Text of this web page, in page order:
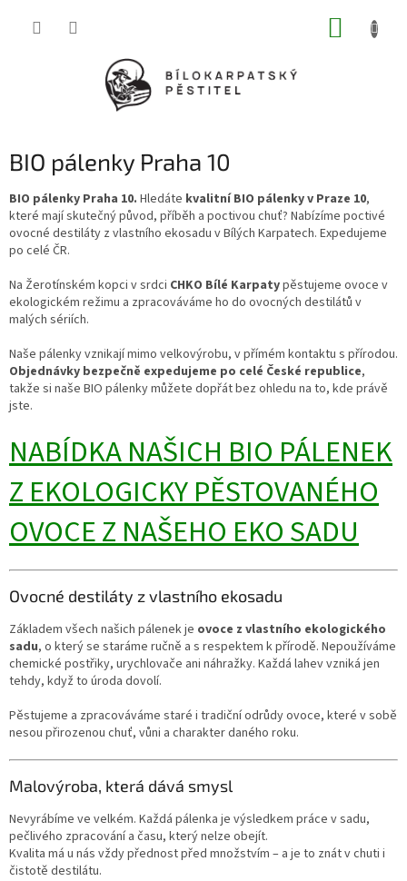
BIO pálenky Praha 10
BIO pálenky Praha 10. Hledáte kvalitní BIO pálenky v Praze 10,
které mají skutečný původ, příběh a poctivou chuť? Nabízíme poctivé
ovocné destiláty z vlastního ekosadu v Bílých Karpatech. Expedujeme
po celé ČR.
Na Žerotínském kopci v srdci CHKO Bílé Karpatypěstujeme ovoce v
ekologickém režimu a zpracováváme ho do ovocných destilátů v
malých sériích.
Naše pálenky vznikají mimo velkovýrobu, v přímém kontaktu s přírodou.
Objednávky bezpečně expedujeme po celé České republice,
takže si naše BIO pálenky můžete dopřát bez ohledu na to, kde právě
jste.
NABÍDKA NAŠICH BIO PÁLENEK
Z EKOLOGICKY PĚSTOVANÉHO
OVOCE Z NAŠEHO EKO SADU
Ovocné destiláty z vlastního ekosadu
Základem všech našich pálenek je ovoce z vlastního ekologického
sadu, o který se staráme ručně a s respektem k přírodě. Nepoužíváme
chemické postřiky, urychlovače ani náhražky. Každá lahev vzniká jen
tehdy, když to úroda dovolí.
Pěstujeme a zpracováváme staré i tradiční odrůdy ovoce, které v sobě
nesou přirozenou chuť, vůni a charakter daného roku.
Malovýroba, která dává smysl
Nevyrábíme ve velkém. Každá pálenka je výsledkem práce v sadu,
pečlivého zpracování a času, který nelze obejít.
Kvalita má u nás vždy přednost před množstvím – a je to znát v chuti i
čistotě destilátu.